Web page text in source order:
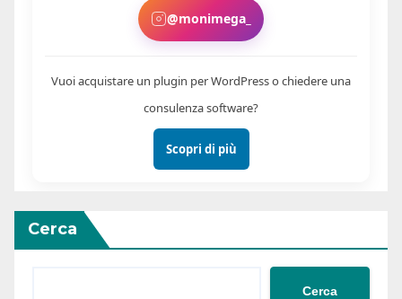
Cerca
Cerca
@monimega_
Vuoi acquistare un plugin per WordPress o chiedere una
consulenza software?
Scopri di più